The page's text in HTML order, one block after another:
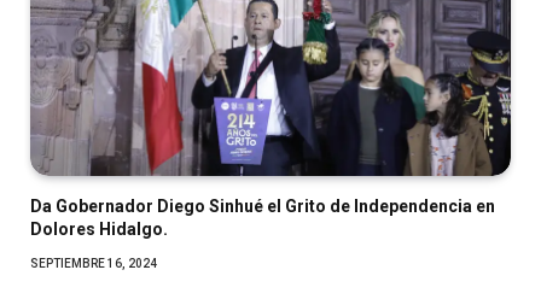
Da Gobernador Diego Sinhué el Grito de Independencia en
Dolores Hidalgo.
SEPTIEMBRE 16, 2024